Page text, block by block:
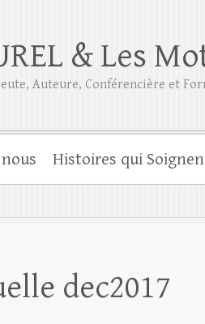
& Les
Auteure, Conférencière et
Histoires qui
dec2017